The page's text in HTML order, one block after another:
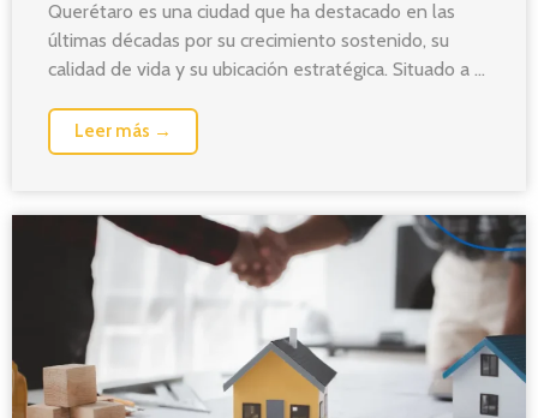
Querétaro es una ciudad que ha destacado en las
últimas décadas por su crecimiento sostenido, su
calidad de vida y su ubicación estratégica. Situado a ...
Leer más →